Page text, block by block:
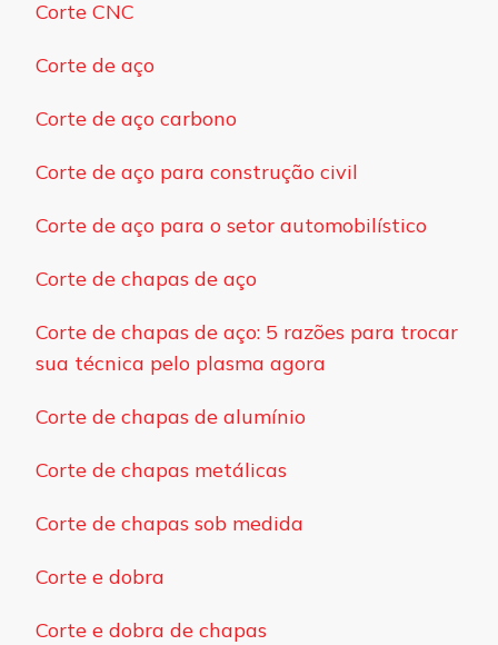
Corte CNC
Corte de aço
Corte de aço carbono
Corte de aço para construção civil
Corte de aço para o setor automobilístico
Corte de chapas de aço
Corte de chapas de aço: 5 razões para trocar
sua técnica pelo plasma agora
Corte de chapas de alumínio
Corte de chapas metálicas
Corte de chapas sob medida
Corte e dobra
Corte e dobra de chapas